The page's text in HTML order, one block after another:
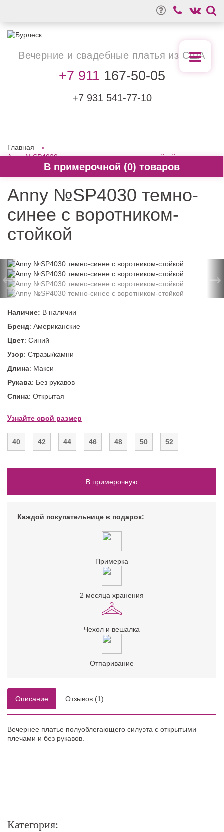
0
Вечерние и свадебные платья из США
+7 911 167-50-05
+7 931 541-77-10
Главная
Anny №SP4030 темно-синее с воротником-стойкой
Anny №SP4030 темно-
синее с воротником-
стойкой
← →
Наличие: В наличии
Бренд: Американские
Цвет: Синий
Узор: Стразы/камни
Длина: Макси
Рукава: Без рукавов
Спина: Открытая
Узнайте свой размер
40 42 44 46 48 50 52
В примерочную
Каждой покупательнице в подарок:
Примерка
2 месяца хранения
Чехол и вешалка
Отпаривание
Описание Отзывов (1)
Вечернее платье полуоблегающего силуэта с открытыми
плечами и без рукавов.
Категория: